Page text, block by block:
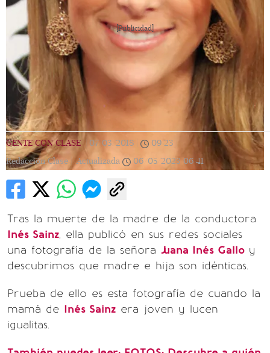
[Publicidad]
GENTE CON CLASE | 07/03/2018 09:23
Redacción Clase |
Actualizada 06/05/2023 06:41
Tras la muerte de la madre de la conductora
Inés Sainz, ella publicó en sus redes sociales
una fotografía de la señora Juana Inés Gallo y
descubrimos que madre e hija son idénticas.
Prueba de ello es esta fotografía de cuando la
mamá de Inés Sainz era joven y lucen
igualitas.